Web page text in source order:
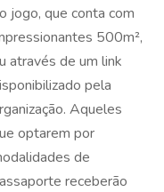
jogo, que conta com
500m²,
através de um link
pela
Aqueles
optarem por
de
receberão